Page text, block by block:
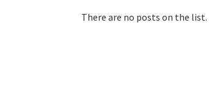
There are no posts on the list.